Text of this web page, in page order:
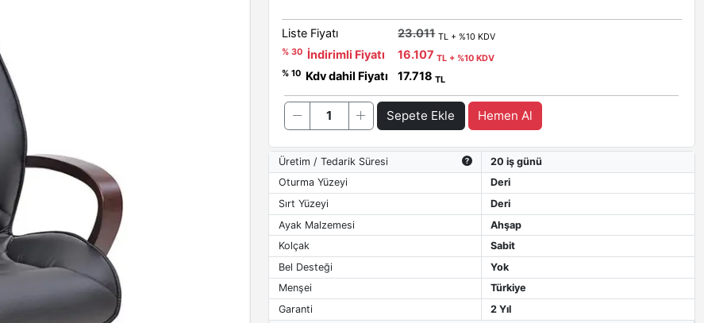
Liste Fiyatı 23.011 TL + %10 KDV
% 30 İndirimli Fiyatı 16.107TL + %10 KDV
% 10 Kdv dahil Fiyatı 17.718TL
Sepete Ekle Hemen Al
Üretim / Tedarik Süresi
20 iş günü
Oturma Yüzeyi
Deri
Sırt Yüzeyi
Deri
Ayak Malzemesi
Ahşap
Kolçak
Sabit
Bel Desteği
Yok
Menşei
Türkiye
Garanti
2 Yıl